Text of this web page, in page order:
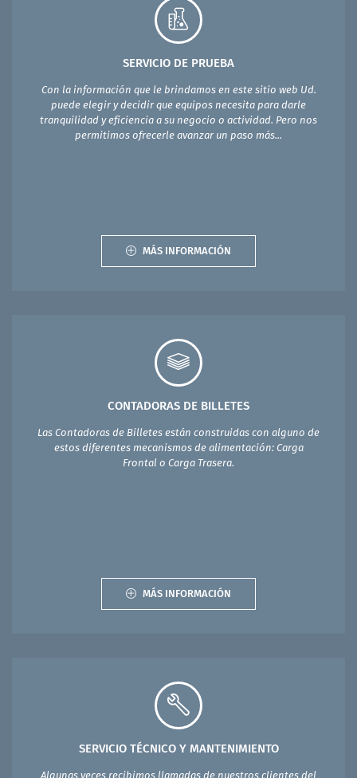
SERVICIO DE PRUEBA
Con la información que le brindamos en este sitio web Ud.
puede elegir y decidir que equipos necesita para darle
tranquilidad y eficiencia a su negocio o actividad. Pero nos
permitimos ofrecerle avanzar un paso más...
MÁS INFORMACIÓN
CONTADORAS DE BILLETES
Las Contadoras de Billetes están construidas con alguno de
estos diferentes mecanismos de alimentación: Carga
Frontal o Carga Trasera.
MÁS INFORMACIÓN
SERVICIO TÉCNICO Y MANTENIMIENTO
Algunas veces recibimos llamadas de nuestros clientes del